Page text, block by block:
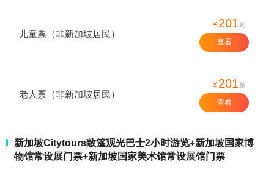
儿童票（非新加坡居民）
¥ 201 起
查看
老人票（非新加坡居民）
¥ 201 起
查看
新加坡Citytours敞篷观光巴士2小时游览+新加坡国家博
物馆常设展门票+新加坡国家美术馆常设展馆门票